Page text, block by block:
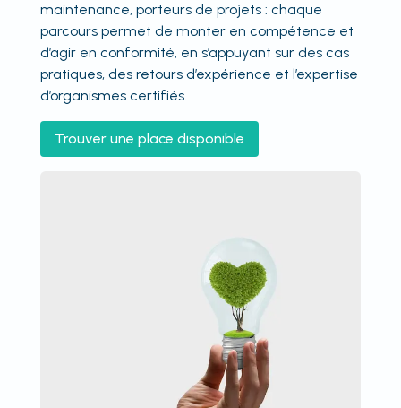
maintenance, porteurs de projets : chaque
parcours permet de monter en compétence et
d’agir en conformité, en s’appuyant sur des cas
pratiques, des retours d’expérience et l’expertise
d’organismes certifiés.
Trouver une place disponible